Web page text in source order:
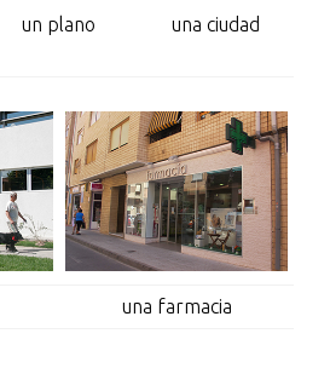
un plano una ciudad
una farmacia